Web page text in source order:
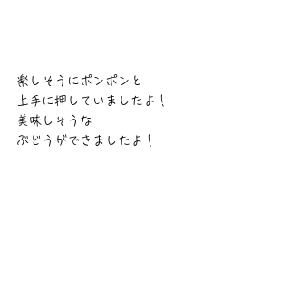
楽しそうにポンポンと
上手に押していましたよ！
美味しそうな
ぶどうができましたよ！